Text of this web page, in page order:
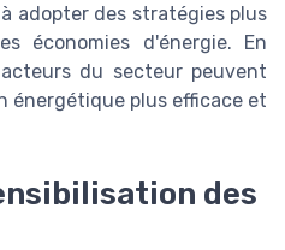
adopter des stratégies plus
économies d'énergie. En
du secteur peuvent
énergétique plus efficace et
des